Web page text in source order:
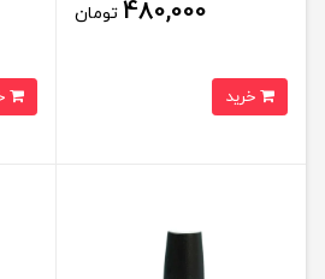
480,000 تومان